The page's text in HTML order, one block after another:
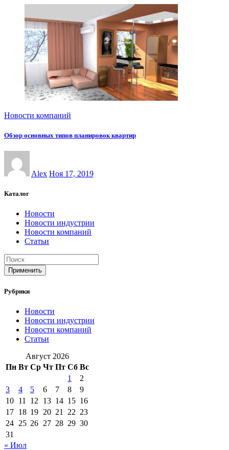
Новости компаний
Обзор основных типов планировок квартир
Alex Ноя 17, 2019
Каталог
Новости
Новости индустрии
Новости компаний
Статьи
Применить
Рубрики
Новости
Новости индустрии
Новости компаний
Статьи
Август 2026
Пн Вт Ср Чт Пт Сб Вс
1
2
3
4 5 6 7 8
9
10 11 12 13 14 15 16
17 18 19 20 21 22 23
24 25 26 27 28 29 30
31
« Июл